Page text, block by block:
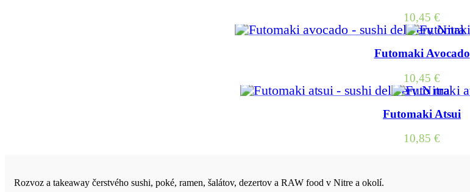
10,45 €
Futomaki Avocado
10,45 €
Futomaki Atsui
10,85 €
Rozvoz a takeaway čerstvého sushi, poké, ramen, šalátov, dezertov a RAW food v Nitre a okolí.